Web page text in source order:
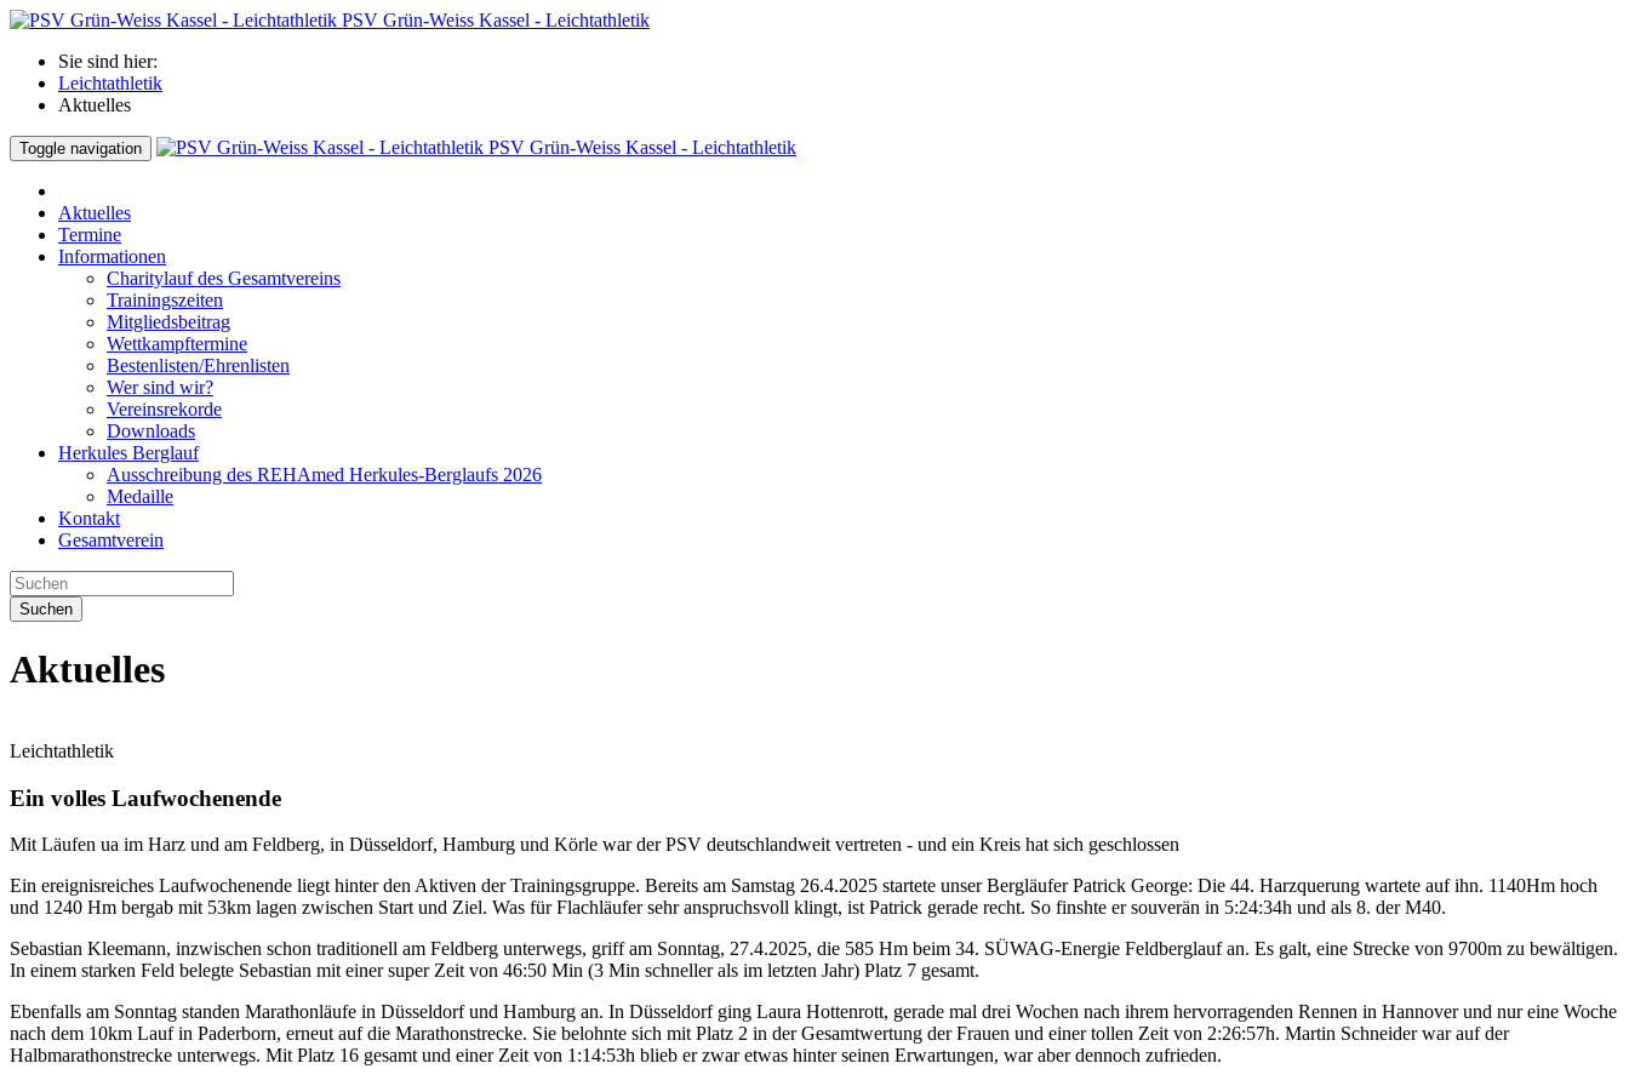
PSV Grün-Weiss Kassel - Leichtathletik
Sie sind hier:
Leichtathletik
Aktuelles
Toggle navigation PSV Grün-Weiss Kassel - Leichtathletik
Aktuelles
Termine
Informationen
Charitylauf des Gesamtvereins
Trainingszeiten
Mitgliedsbeitrag
Wettkampftermine
Bestenlisten/Ehrenlisten
Wer sind wir?
Vereinsrekorde
Downloads
Herkules Berglauf
Ausschreibung des REHAmed Herkules-Berglaufs 2026
Medaille
Kontakt
Gesamtverein
Suchen
Aktuelles
Leichtathletik
Ein volles Laufwochenende
Mit Läufen ua im Harz und am Feldberg, in Düsseldorf, Hamburg und Körle war der PSV deutschlandweit vertreten - und ein Kreis hat sich geschlossen
Ein ereignisreiches Laufwochenende liegt hinter den Aktiven der Trainingsgruppe. Bereits am Samstag 26.4.2025 startete unser Bergläufer Patrick George: Die 44. Harzquerung wartete auf ihn. 1140Hm hoch
und 1240 Hm bergab mit 53km lagen zwischen Start und Ziel. Was für Flachläufer sehr anspruchsvoll klingt, ist Patrick gerade recht. So finshte er souverän in 5:24:34h und als 8. der M40.
Sebastian Kleemann, inzwischen schon traditionell am Feldberg unterwegs, griff am Sonntag, 27.4.2025, die 585 Hm beim 34. SÜWAG-Energie Feldberglauf an. Es galt, eine Strecke von 9700m zu bewältigen.
In einem starken Feld belegte Sebastian mit einer super Zeit von 46:50 Min (3 Min schneller als im letzten Jahr) Platz 7 gesamt.
Ebenfalls am Sonntag standen Marathonläufe in Düsseldorf und Hamburg an. In Düsseldorf ging Laura Hottenrott, gerade mal drei Wochen nach ihrem hervorragenden Rennen in Hannover und nur eine Woche
nach dem 10km Lauf in Paderborn, erneut auf die Marathonstrecke. Sie belohnte sich mit Platz 2 in der Gesamtwertung der Frauen und einer tollen Zeit von 2:26:57h. Martin Schneider war auf der
Halbmarathonstrecke unterwegs. Mit Platz 16 gesamt und einer Zeit von 1:14:53h blieb er zwar etwas hinter seinen Erwartungen, war aber dennoch zufrieden.